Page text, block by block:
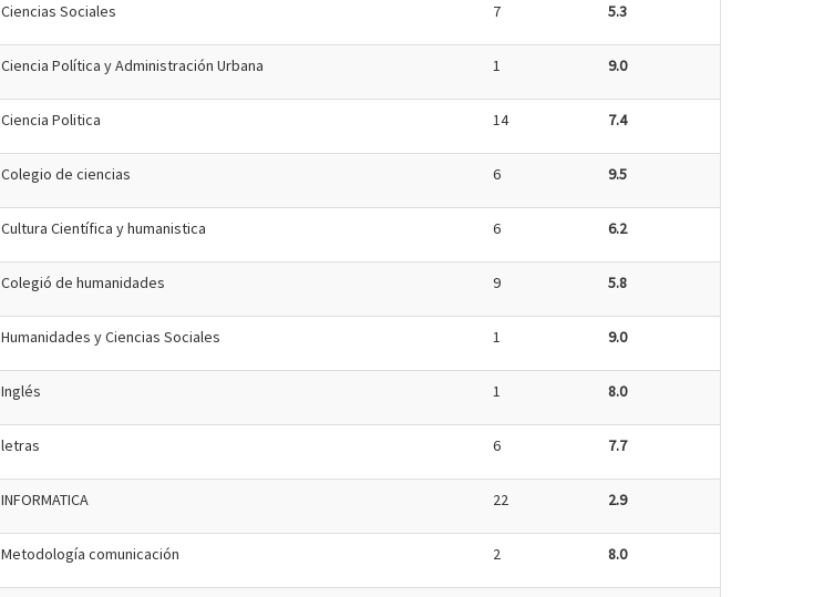
Ciencias Sociales 7 5.3
Ciencia Política y Administración Urbana 1 9.0
Ciencia Politica 14 7.4
Colegio de ciencias 6 9.5
Cultura Científica y humanistica 6 6.2
Colegió de humanidades 9 5.8
Humanidades y Ciencias Sociales 1 9.0
Inglés 1 8.0
letras 6 7.7
INFORMATICA 22 2.9
Metodología comunicación 2 8.0